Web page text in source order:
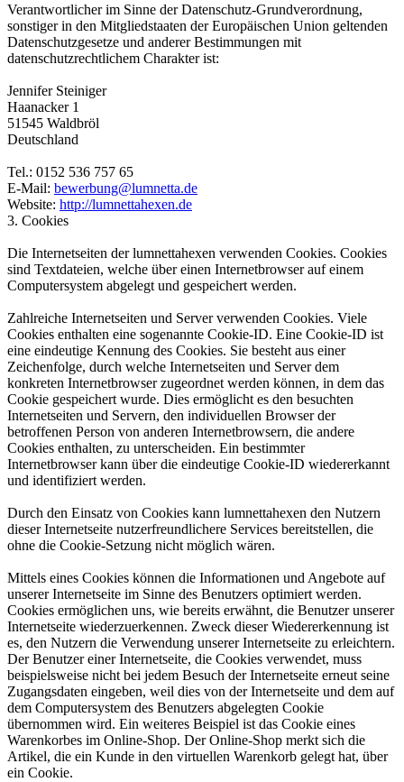
Verantwortlicher im Sinne der Datenschutz-Grundverordnung,
sonstiger in den Mitgliedstaaten der Europäischen Union geltenden
Datenschutzgesetze und anderer Bestimmungen mit
datenschutzrechtlichem Charakter ist:
Jennifer Steiniger
Haanacker 1
51545 Waldbröl
Deutschland
Tel.: 0152 536 757 65
E-Mail: bewerbung@lumnetta.de
Website: http://lumnettahexen.de
3. Cookies
Die Internetseiten der lumnettahexen verwenden Cookies. Cookies
sind Textdateien, welche über einen Internetbrowser auf einem
Computersystem abgelegt und gespeichert werden.
Zahlreiche Internetseiten und Server verwenden Cookies. Viele
Cookies enthalten eine sogenannte Cookie-ID. Eine Cookie-ID ist
eine eindeutige Kennung des Cookies. Sie besteht aus einer
Zeichenfolge, durch welche Internetseiten und Server dem
konkreten Internetbrowser zugeordnet werden können, in dem das
Cookie gespeichert wurde. Dies ermöglicht es den besuchten
Internetseiten und Servern, den individuellen Browser der
betroffenen Person von anderen Internetbrowsern, die andere
Cookies enthalten, zu unterscheiden. Ein bestimmter
Internetbrowser kann über die eindeutige Cookie-ID wiedererkannt
und identifiziert werden.
Durch den Einsatz von Cookies kann lumnettahexen den Nutzern
dieser Internetseite nutzerfreundlichere Services bereitstellen, die
ohne die Cookie-Setzung nicht möglich wären.
Mittels eines Cookies können die Informationen und Angebote auf
unserer Internetseite im Sinne des Benutzers optimiert werden.
Cookies ermöglichen uns, wie bereits erwähnt, die Benutzer unserer
Internetseite wiederzuerkennen. Zweck dieser Wiedererkennung ist
es, den Nutzern die Verwendung unserer Internetseite zu erleichtern.
Der Benutzer einer Internetseite, die Cookies verwendet, muss
beispielsweise nicht bei jedem Besuch der Internetseite erneut seine
Zugangsdaten eingeben, weil dies von der Internetseite und dem auf
dem Computersystem des Benutzers abgelegten Cookie
übernommen wird. Ein weiteres Beispiel ist das Cookie eines
Warenkorbes im Online-Shop. Der Online-Shop merkt sich die
Artikel, die ein Kunde in den virtuellen Warenkorb gelegt hat, über
ein Cookie.